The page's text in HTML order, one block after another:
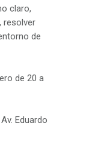
claro,
resolver
de
de 20 a
Eduardo